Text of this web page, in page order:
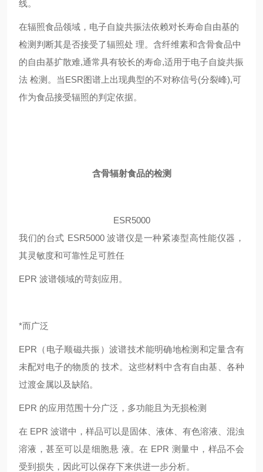
线。
在辐照食品领域，电子自旋共振法依赖对长寿命自由基的
检测判断其是否接受了辐照处 理。含纤维素和含骨食品中
的自由基扩散难,通常具有较长的寿命,适用于电子自旋共振
法 检测。当ESR图谱上出现典型的不对称信号(分裂峰),可
作为食品接受辐照的判定依据。
含骨辐射食品的检测
ESR5000
我们的台式 ESR5000波谱仪是一种紧凑型高性能仪器，
其灵敏度和可靠性足可胜任
EPR 波谱领域的苛刻应用。
*而广泛
EPR （电子顺磁共振）波谱技术能明确地检测和定量含有
未配对电子的物质的 技术。这些材料中含有自由基、各种
过渡金属以及缺陷。
EPR 的应用范围十分广泛，多功能且为无损检测
在 EPR 波谱中，样品可以是固体、液体、有色溶液、混浊
溶液，甚至可以是细胞悬 液。在 EPR 测量中，样品不会
受到损失，因此可以保存下来供进一步分析。